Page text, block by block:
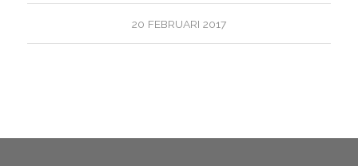
20 FEBRUARI 2017